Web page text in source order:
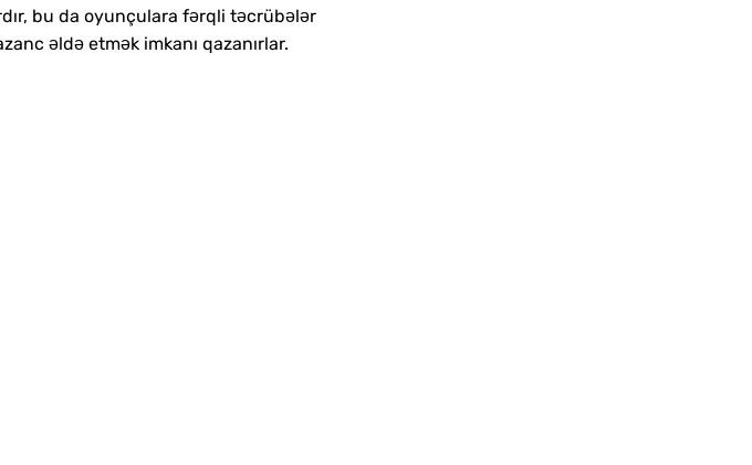
bu da oyunçulara fərqli təcrübələr
əldə etmək imkanı qazanırlar.